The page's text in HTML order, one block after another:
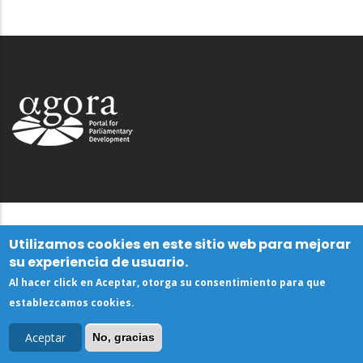
Utilizamos cookies en este sitio web para mejorar
su experiencia de usuario.
Al hacer click en Aceptar, otorga su consentimiento para que
establezcamos cookies.
Aceptar No, gracias